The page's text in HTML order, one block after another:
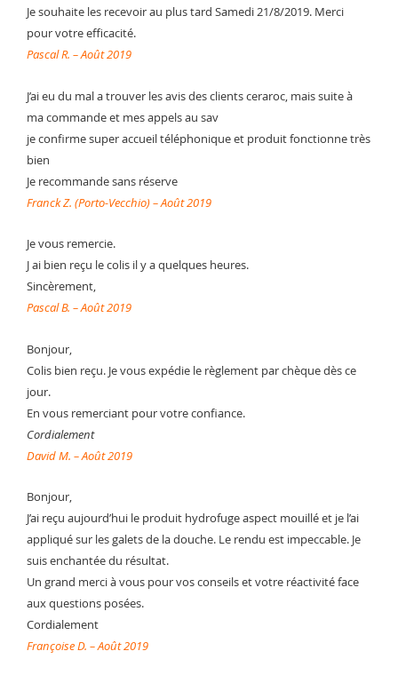
Je souhaite les recevoir au plus tard Samedi 21/8/2019. Merci
pour votre efficacité.
Pascal R. – Août 2019
J’ai eu du mal a trouver les avis des clients ceraroc, mais suite à
ma commande et mes appels au sav
je confirme super accueil téléphonique et produit fonctionne très
bien
Je recommande sans réserve
Franck Z. (Porto-Vecchio) – Août 2019
Je vous remercie.
J ai bien reçu le colis il y a quelques heures.
Sincèrement,
Pascal B. – Août 2019
Bonjour,
Colis bien reçu. Je vous expédie le règlement par chèque dès ce
jour.
En vous remerciant pour votre confiance.
Cordialement
David M. – Août 2019
Bonjour,
J’ai reçu aujourd’hui le produit hydrofuge aspect mouillé et je l’ai
appliqué sur les galets de la douche. Le rendu est impeccable. Je
suis enchantée du résultat.
Un grand merci à vous pour vos conseils et votre réactivité face
aux questions posées.
Cordialement
Françoise D. – Août 2019